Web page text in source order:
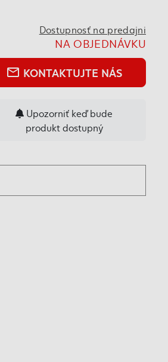
Dostupnosť na predajni
NA OBJEDNÁVKU
mail_outline KONTAKTUJTE NÁS
produkt dostupný